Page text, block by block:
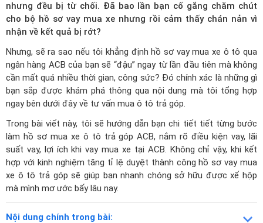
nhưng đều bị từ chối. Đã bao lần bạn cố gắng chăm chút
cho bộ hồ sơ vay mua xe nhưng rồi cảm thấy chán nản vì
nhận về kết quả bị rớt?
Nhưng, sẽ ra sao nếu tôi khẳng định hồ sơ vay mua xe ô tô qua
ngân hàng ACB của bạn sẽ “đậu” ngay từ lần đầu tiên mà không
cần mất quá nhiều thời gian, công sức? Đó chính xác là những gì
bạn sắp được khám phá thông qua nội dung mà tôi tổng hợp
ngay bên dưới đây về tư vấn mua ô tô trả góp.
Trong bài viết này, tôi sẽ hướng dẫn bạn chi tiết tiết từng bước
làm hồ sơ mua xe ô tô trả góp ACB, nắm rõ điều kiện vay, lãi
suất vay, lợi ích khi vay mua xe tại ACB. Không chỉ vậy, khi kết
hợp với kinh nghiệm tăng tỉ lệ duyệt thành công hồ sơ vay mua
xe ô tô trả góp sẽ giúp bạn nhanh chóng sở hữu được xế hộp
mà mình mơ ước bấy lâu nay.
Nội dung chính trong bài: